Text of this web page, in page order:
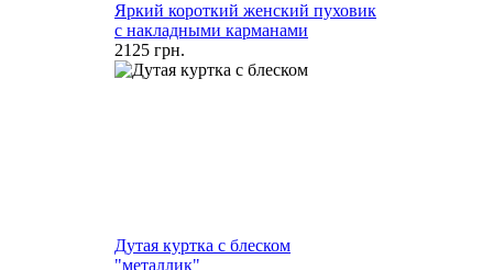
Яркий короткий женский пуховик
с накладными карманами
2125 грн.
Дутая куртка с блеском
"металлик"